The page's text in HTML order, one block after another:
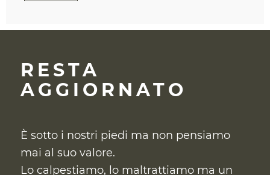
RESTA
AGGIORNATO
È sotto i nostri piedi ma non pensiamo
mai al suo valore.
Lo calpestiamo, lo maltrattiamo ma un